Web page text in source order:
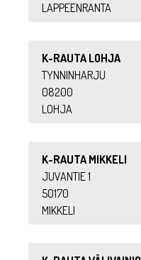
LAPPEENRANTA
K-RAUTA LOHJA
TYNNINHARJU
08200
LOHJA
K-RAUTA MIKKELI
JUVANTIE 1
50170
MIKKELI